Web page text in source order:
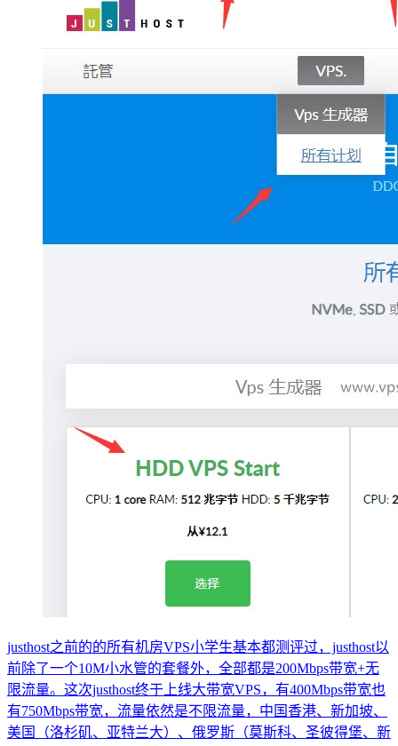
justhost之前的的所有机房VPS小学生基本都测评过，justhost以
前除了一个10M小水管的套餐外，全部都是200Mbps带宽+无
限流量。这次justhost终于上线大带宽VPS，有400Mbps带宽也
有750Mbps带宽，流量依然是不限流量，中国香港、新加坡、
美国（洛杉矶、亚特兰大）、俄罗斯（莫斯科、圣彼得堡、新